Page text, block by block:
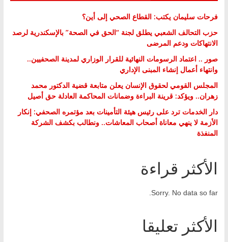
فرحات سليمان يكتب: القطاع الصحي إلى أين؟
حزب التحالف الشعبي يطلق لجنة “الحق في الصحة” بالإسكندرية لرصد
الانتهاكات ودعم المرضى
صور .. اعتماد الرسومات النهائية للقرار الوزاري لمدينة الصحفيين..
وانتهاء أعمال إنشاء المبنى الإداري
المجلس القومي لحقوق الإنسان يعلن متابعة قضية الدكتور محمد
زهران.. ويؤكد: قرينة البراءة وضمانات المحاكمة العادلة حق أصيل
دار الخدمات ترد على رئيس هيئة التأمينات بعد مؤتمره الصحفي: إنكار
الأزمة لا ينهي معاناة أصحاب المعاشات.. ونطالب بكشف الشركة
المنفذة
الأكثر قراءة
Sorry. No data so far.
الأكثر تعليقا